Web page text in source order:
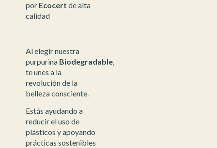
porEcocert de alta
calidad
Al elegir nuestra
purpurina Biodegradable,
te unes a la
revolución de la
belleza consciente.
Estás ayudando a
reducir el uso de
plásticos y apoyando
prácticas sostenibles